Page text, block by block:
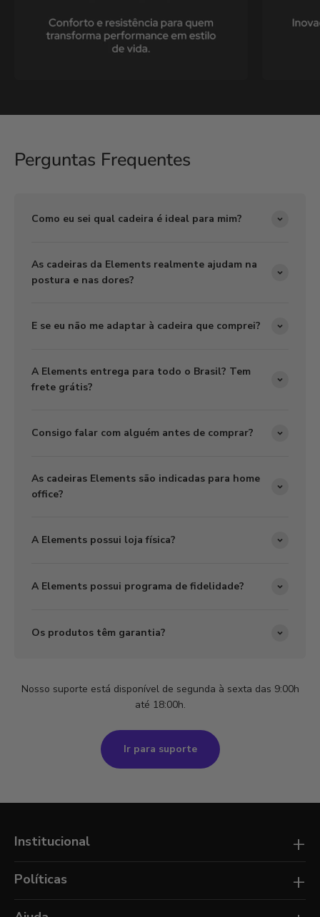
Perguntas Frequentes
Como eu sei qual cadeira é ideal para mim?
As cadeiras da Elements realmente ajudam na
postura e nas dores?
E se eu não me adaptar à cadeira que comprei?
A Elements entrega para todo o Brasil? Tem
frete grátis?
Consigo falar com alguém antes de comprar?
As cadeiras Elements são indicadas para home
office?
A Elements possui loja física?
A Elements possui programa de fidelidade?
Os produtos têm garantia?
Nosso suporte está disponível de segunda à sexta das 9:00h
até 18:00h.
Ir para suporte
Institucional +
Open Box
A Elements
Políticas +